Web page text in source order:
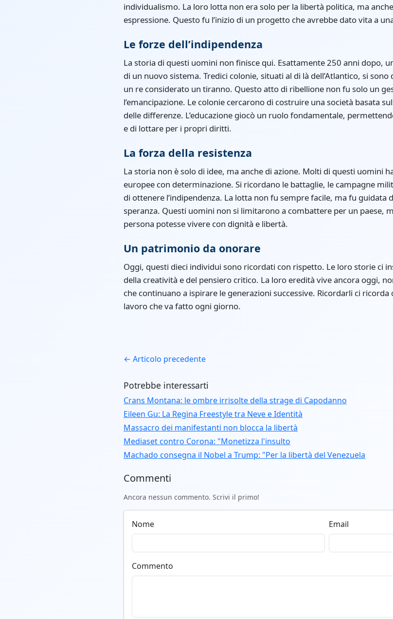
individualismo. La loro lotta non era solo per la libertà politica, ma
espressione. Questo fu l’inizio di un progetto che avrebbe dato vita a
Le forze dell’indipendenza
La storia di questi uomini non finisce qui. Esattamente 250 anni dopo,
di un nuovo sistema. Tredici colonie, situati al di là dell’Atlantico, si
un re considerato un tiranno. Questo atto di ribellione non fu solo un
l’emancipazione. Le colonie cercarono di costruire una società basata
delle differenze. L’educazione giocò un ruolo fondamentale,
e di lottare per i propri diritti.
La forza della resistenza
La storia non è solo di idee, ma anche di azione. Molti di questi uomini
europee con determinazione. Si ricordano le battaglie, le campagne
di ottenere l’indipendenza. La lotta non fu sempre facile, ma fu guidata
speranza. Questi uomini non si limitarono a combattere per un paese,
persona potesse vivere con dignità e libertà.
Un patrimonio da onorare
Oggi, questi dieci individui sono ricordati con rispetto. Le loro storie ci
della creatività e del pensiero critico. La loro eredità vive ancora oggi,
che continuano a ispirare le generazioni successive. Ricordarli ci
lavoro che va fatto ogni giorno.
← Articolo precedente
Potrebbe interessarti
Crans Montana: le ombre irrisolte della strage di Capodanno
Eileen Gu: La Regina Freestyle tra Neve e Identità
Massacro dei manifestanti non blocca la libertà
Mediaset contro Corona: "Monetizza l'insulto
Machado consegna il Nobel a Trump: "Per la libertà del Venezuela
Commenti
Ancora nessun commento. Scrivi il primo!
Nome Email
Commento